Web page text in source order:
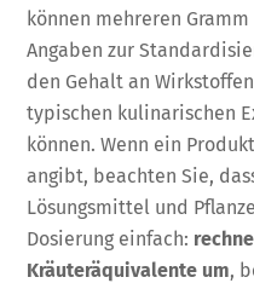
können mehreren
Angaben zur
den Gehalt an
typischen kulinarischen
können. Wenn ein
angibt, beachten Sie,
Lösungsmittel und
Dosierung einfach:
Kräuteräquivalente um,